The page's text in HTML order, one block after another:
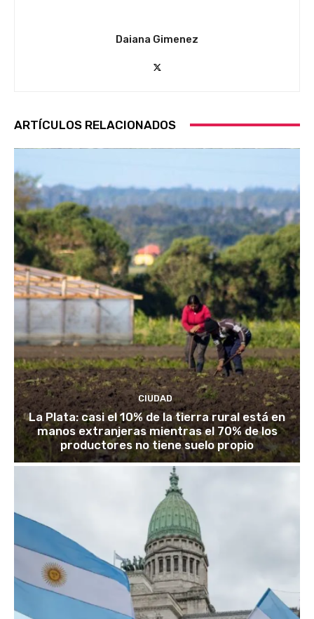
Daiana Gimenez
ARTÍCULOS RELACIONADOS
CIUDAD
La Plata: casi el 10% de la tierra rural está en
manos extranjeras mientras el 70% de los
productores no tiene suelo propio